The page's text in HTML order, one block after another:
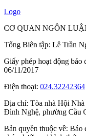
Logo
CƠ QUAN NGÔN
Tổng Biên tập: Lê Trần
Giấy phép hoạt động
06/11/2017
Điện thoại: 024.32242364
Địa chỉ: Tòa nhà Hội
Đình Nghệ, phường Cầu
Bản quyền thuộc về: Báo